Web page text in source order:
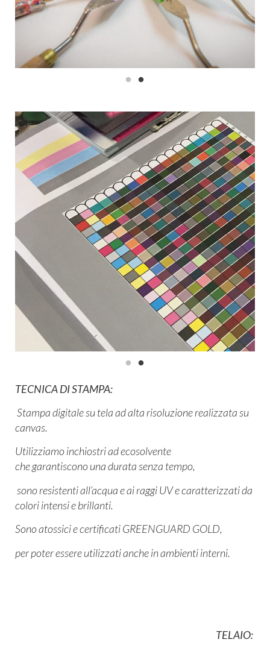
TECNICA DI STAMPA:
Stampa digitale su tela ad alta risoluzionerealizzata su
canvas.
Utilizziamo inchiostri ad ecosolvente
che garantiscono una durata senza tempo,
sono resistenti all’acqua e ai raggi UV e caratterizzati da
colori intensi e brillanti.
Sono atossici e certificati GREENGUARD GOLD,
per poter essere utilizzati anche in ambienti interni.
TELAIO: